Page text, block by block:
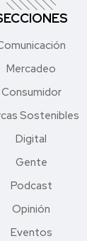
Mercadeo
Consumidor
Sostenibles
Digital
Gente
Podcast
Opinión
Eventos